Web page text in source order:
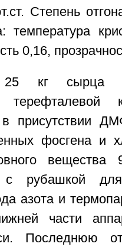
Степень
температура
0,16,
кг сырца
присутствии
фосгена и
с рубашкой
азота и
части
Последнюю